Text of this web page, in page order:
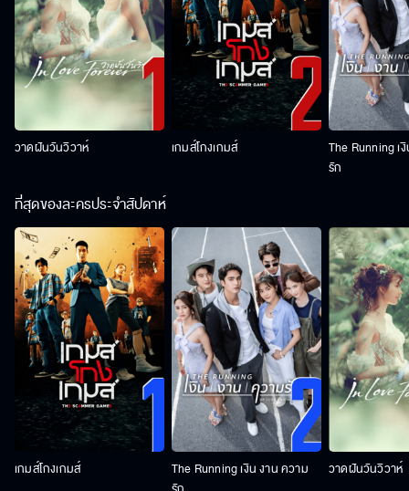
วาดฝันวันวิวาห์ เกมส์โกงเกมส์
The Running เ
รัก
ที่สุดของละครประจำสัปดาห์
เกมส์โกงเกมส์
The Running เงิน งาน ความ
วาดฝันวันวิวาห์